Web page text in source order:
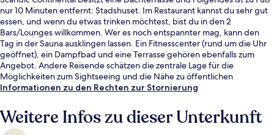
nur 10 Minuten entfernt: Stadshuset. Im Restaurant kannst du sehr gut
essen, und wenn du etwas trinken möchtest, bist du in den 2
Bars/Lounges willkommen. Wer es noch entspannter mag, kann den
Tag in der Sauna ausklingen lassen. Ein Fitnesscenter (rund um die Uhr
geöffnet), ein Dampfbad und eine Terrasse gehören ebenfalls zum
Angebot. Andere Reisende schätzen die zentrale Lage für die
Möglichkeiten zum Sightseeing und die Nähe zu öffentlichen
Verkehrsmitteln: Die Zentrale Umsteigestelle T-Centralen ist nur wenige
entfernt.
Informationen zu den Rechten zur Stornierung
Weitere Infos zu dieser Unterkunft